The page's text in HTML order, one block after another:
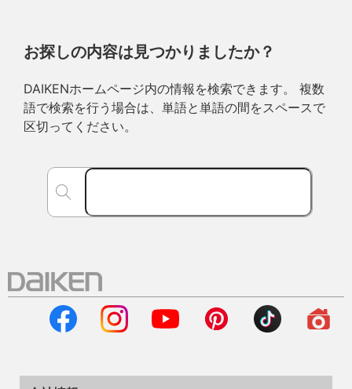
お探しの内容は見つかりましたか？
DAIKENホームページ内の情報を検索できます。 複数
語で検索を行う場合は、単語と単語の間をスペースで
区切ってください。